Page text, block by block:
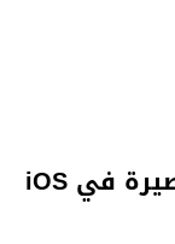
تأجيل ميزة تمرير الرسائل القصيرة في iOS